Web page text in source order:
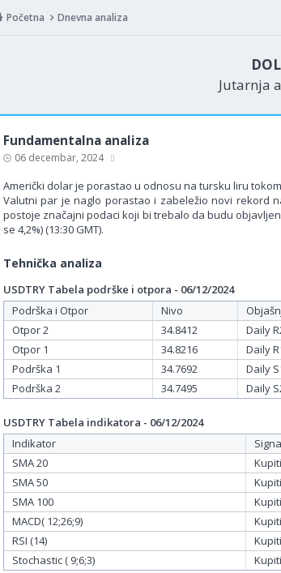
Početna Dnevna analiza
Jutarnja
Fundamentalna analiza
06 decembar, 2024
Američki dolar je porastao u odnosu na tursku liru
Valutni par je naglo porastao i zabeležio novi rekord
postoje značajni podaci koji bi trebalo da budu
se 4,2%) (13:30 GMT).
Tehnička analiza
USDTRY Tabela podrške i otpora - 06/12/2024
Podrška i Otpor
Nivo
Otpor 2
34.8412
Daily
Otpor 1
34.8216
Daily
Podrška 1
34.7692
Daily
Podrška 2
34.7495 Daily
USDTRY Tabela indikatora - 06/12/2024
Indikator
SMA 20
Kupiti
SMA 50
Kupiti
SMA 100
Kupiti
MACD( 12;26;9)
Kupiti
RSI (14)
Kupiti
Stochastic ( 9;6;3)
Kupiti